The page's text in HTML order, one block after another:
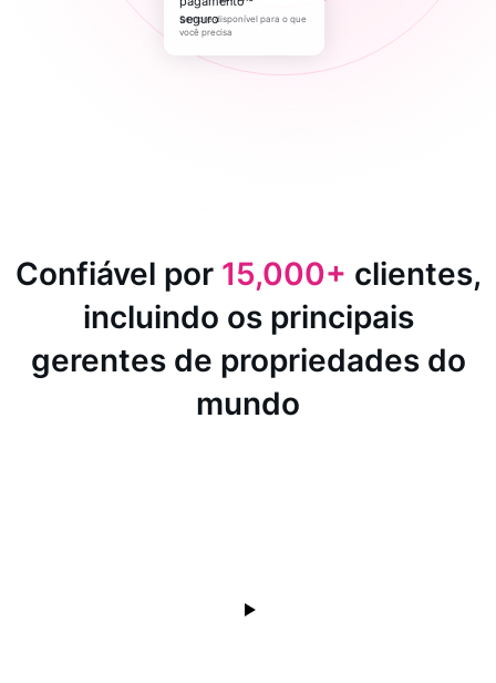
Sempre disponível para o que
você precisa
Confiável por 15,000+ clientes,
incluindo os principais
gerentes de propriedades do
mundo